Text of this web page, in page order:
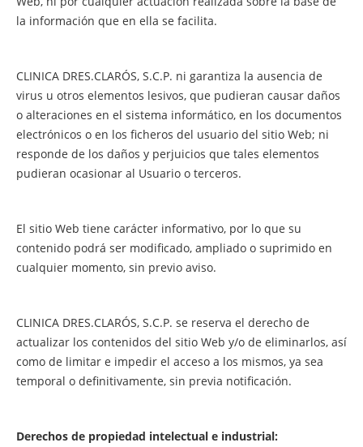
la información que en ella se facilita.
CLINICA DRES.CLARÓS, S.C.P. ni garantiza la ausencia de
virus u otros elementos lesivos, que pudieran causar daños
o alteraciones en el sistema informático, en los documentos
electrónicos o en los ficheros del usuario del sitio Web; ni
responde de los daños y perjuicios que tales elementos
pudieran ocasionar al Usuario o terceros.
El sitio Web tiene carácter informativo, por lo que su
contenido podrá ser modificado, ampliado o suprimido en
cualquier momento, sin previo aviso.
CLINICA DRES.CLARÓS, S.C.P. se reserva el derecho de
actualizar los contenidos del sitio Web y/o de eliminarlos, así
como de limitar e impedir el acceso a los mismos, ya sea
temporal o definitivamente, sin previa notificación.
Derechos de propiedad intelectual e industrial: